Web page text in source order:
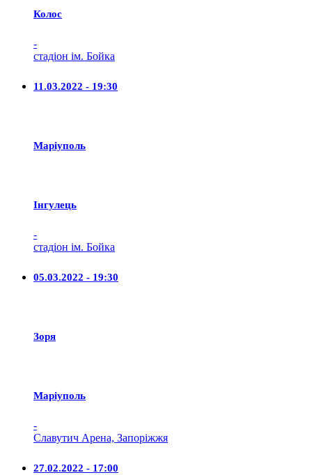
Колос
-
стадіон ім. Бойка
11.03.2022 - 19:30
Маріуполь
Iнгулець
-
стадіон ім. Бойка
05.03.2022 - 19:30
Зоря
Маріуполь
-
Славутич Арена, Запоріжжя
27.02.2022 - 17:00